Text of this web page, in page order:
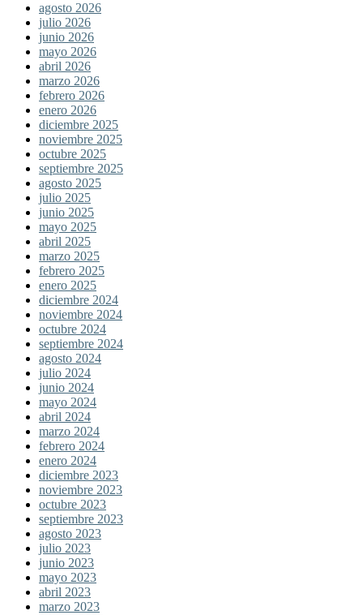
agosto 2026
julio 2026
junio 2026
mayo 2026
abril 2026
marzo 2026
febrero 2026
enero 2026
diciembre 2025
noviembre 2025
octubre 2025
septiembre 2025
agosto 2025
julio 2025
junio 2025
mayo 2025
abril 2025
marzo 2025
febrero 2025
enero 2025
diciembre 2024
noviembre 2024
octubre 2024
septiembre 2024
agosto 2024
julio 2024
junio 2024
mayo 2024
abril 2024
marzo 2024
febrero 2024
enero 2024
diciembre 2023
noviembre 2023
octubre 2023
septiembre 2023
agosto 2023
julio 2023
junio 2023
mayo 2023
abril 2023
marzo 2023